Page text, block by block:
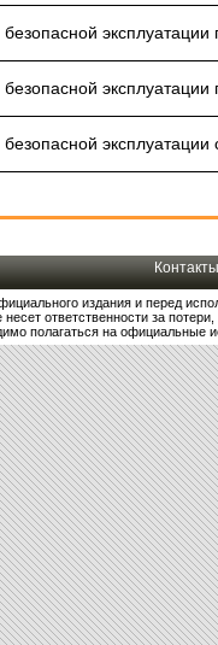
безопасной
безопасной
Контакты
издания и перед
ответственности за
полагаться на официальные